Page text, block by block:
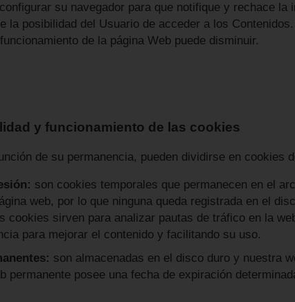
su navegador para que notifique y rechace
la posibilidad del Usuario de acceder a los
de la página Web puede disminuir.
y funcionamiento de las cookies
de su permanencia, pueden dividirse en cookies
son cookies temporales que permanecen en el
web, por lo que ninguna queda registrada en el
cookies sirven para analizar pautas de tráfico en la
para mejorar el contenido y facilitando su uso.
son almacenadas en el disco duro y nuestra
permanente posee una fecha de expiración